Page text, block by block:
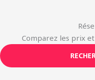
Comparez les prix